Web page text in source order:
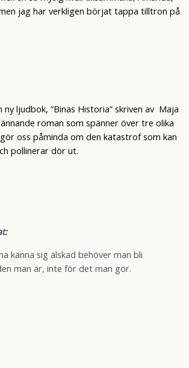
jag har verkligen börjat tappa tilltron på
ny ljudbok, ”Binas Historia” skriven av Maja
roman som spänner över tre olika
oss påminda om den katastrof som kan
pollinerar dör ut.
känna sig älskad behöver man bli
man är, inte för det man gör.